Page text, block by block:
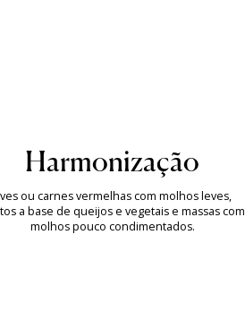
Harmonização
ou carnes vermelhas com molhos leves,
a base de queijos e vegetais e massas com
molhos pouco condimentados.